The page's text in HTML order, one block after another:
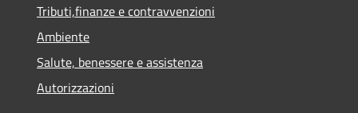
Tributi,finanze e contravvenzioni
Ambiente
Salute, benessere e assistenza
Autorizzazioni